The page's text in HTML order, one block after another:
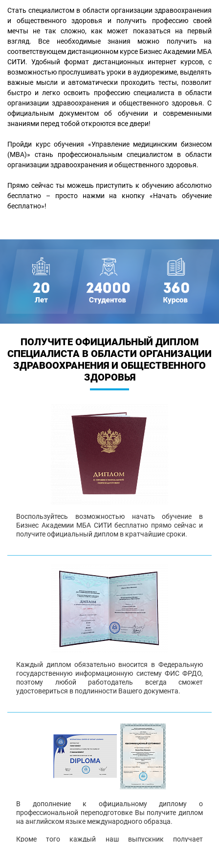
Стать специалистом в области организации здравоохранения
и общественного здоровья и получить профессию своей
мечты не так сложно, как может показаться на первый
взгляд. Все необходимые знания можно получить на
соответствующем дистанционном курсе Бизнес Академии МБА
СИТИ. Удобный формат дистанционных интернет курсов, с
возможностью прослушивать уроки в аудиорежиме, выделять
важные мысли и автоматически проходить тесты, позволит
быстро и легко освоить профессию специалиста в области
организации здравоохранения и общественного здоровья. С
официальным документом об обучении и современными
знаниями перед тобой откроются все двери!
Пройди курс обучения «Управление медицинским бизнесом
(MBA)» стань профессиональным специалистом в области
организации здравоохранения и общественного здоровья.
Прямо сейчас ты можешь приступить к обучению абсолютно
бесплатно – просто нажми на кнопку «Начать обучение
бесплатно»!
ПОЛУЧИТЕ ОФИЦИАЛЬНЫЙ ДИПЛОМ
СПЕЦИАЛИСТА В ОБЛАСТИ ОРГАНИЗАЦИИ
ЗДРАВООХРАНЕНИЯ И ОБЩЕСТВЕННОГО
ЗДОРОВЬЯ
Воспользуйтесь возможностью начать обучение в
Бизнес Академии МБА СИТИ бесплатно прямо сейчас и
получите официальный диплом в кратчайшие сроки.
Каждый диплом обязательно вносится в Федеральную
государственную информационную систему ФИС ФРДО,
поэтому любой работодатель всегда сможет
удостовериться в подлинности Вашего документа.
В дополнение к официальному диплому о
профессиональной переподготовке Вы получите диплом
на английском языке международного образца.
Кроме того каждый наш выпускник получает